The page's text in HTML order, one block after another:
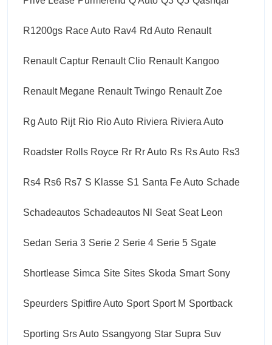
R1200gs Race Auto Rav4 Rd Auto Renault
Renault Captur Renault Clio Renault Kangoo
Renault Megane Renault Twingo Renault Zoe
Rg Auto Rijt Rio Rio Auto Riviera Riviera Auto
Roadster Rolls Royce Rr Rr Auto Rs Rs Auto Rs3
Rs4 Rs6 Rs7 S Klasse S1 Santa Fe Auto Schade
Schadeautos Schadeautos Nl Seat Seat Leon
Sedan Seria 3 Serie 2 Serie 4 Serie 5 Sgate
Shortlease Simca Site Sites Skoda Smart Sony
Speurders Spitfire Auto Sport Sport M Sportback
Sporting Srs Auto Ssangyong Star Supra Suv